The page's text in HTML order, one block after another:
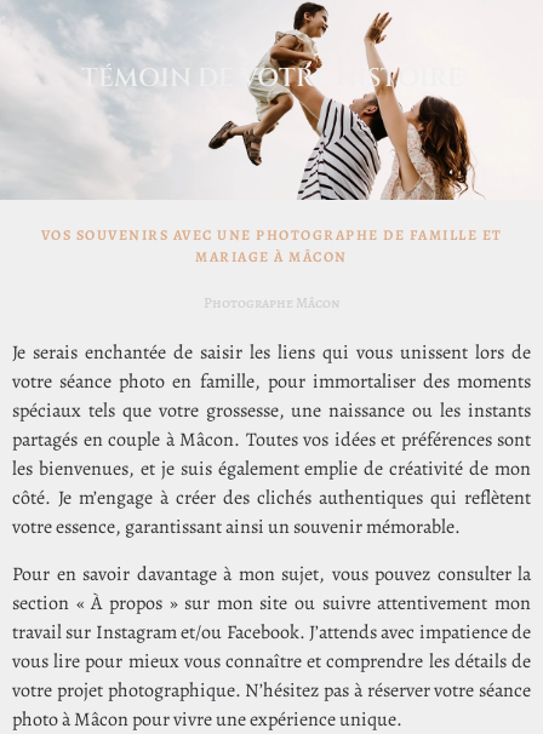
TÉMOIN DE VOTRE HISTOIRE
VOS SOUVENIRS AVEC UNE PHOTOGRAPHE DE FAMILLE ET
MARIAGE À MÂCON
Photographe Mâcon
Je serais enchantée de saisir les liens qui vous unissent lors de
votre séance photo en famille, pour immortaliser des moments
spéciaux tels que votre grossesse, une naissance ou les instants
partagés en couple à Mâcon. Toutes vos idées et préférences sont
les bienvenues, et je suis également emplie de créativité de mon
côté. Je m’engage à créer des clichés authentiques qui reflètent
votre essence, garantissant ainsi un souvenir mémorable.
Pour en savoir davantage à mon sujet, vous pouvez consulter la
section « À propos » sur mon site ou suivre attentivement mon
travail sur Instagram et/ou Facebook. J’attends avec impatience de
vous lire pour mieux vous connaître et comprendre les détails de
votre projet photographique. N’hésitez pas à réserver votre séance
photo à Mâcon pour vivre une expérience unique.